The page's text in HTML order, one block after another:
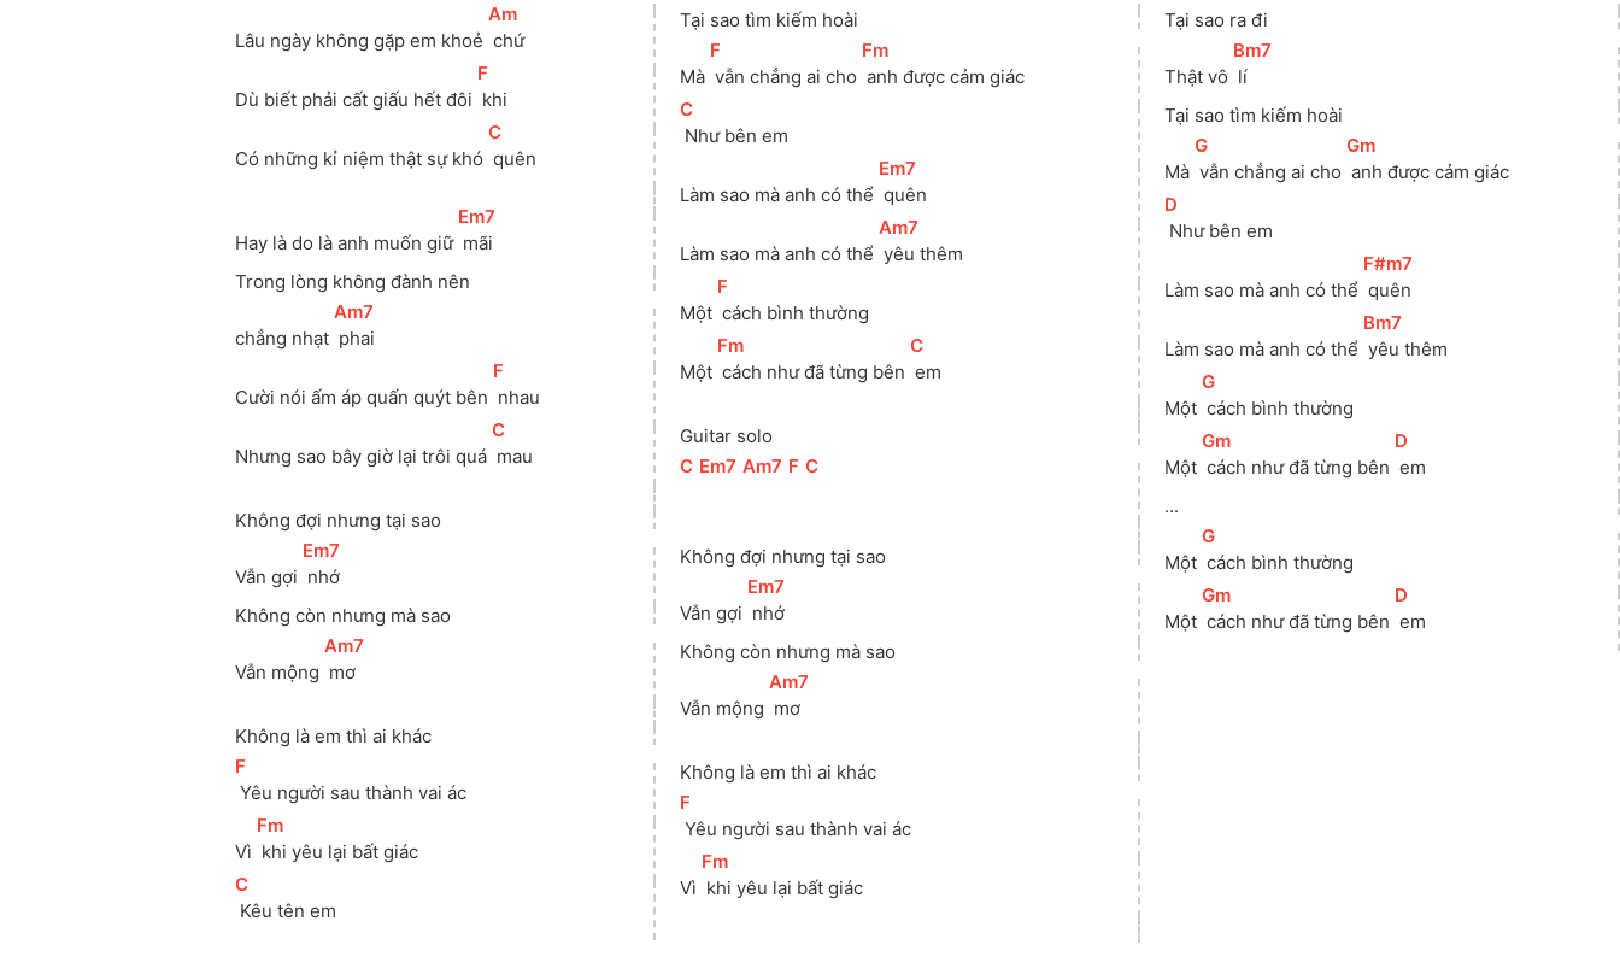
Lâu ngày không gặp em khoẻ
[
Am
chứ
Dù biết phải cất giấu hết đôi
[F
khi
Có những kỉ niệm thật sự khó
[
C
quên
Hay là do là anh muốn giữ
[Em7
mãi
Trong lòng không đành nên
chẳng nhạt
[
Am7
phai
Cười nói ấm áp quấn quýt bên
[F
nhau
Nhưng sao bây giờ lại trôi quá
[
C
mau
Không đợi nhưng tại sao
Vẫn gợi
[Em7
nhớ
Không còn nhưng mà sao
Vẫn mộng
[
Am7
mơ
Không là em thì ai khác
[F
Yêu người sau thành vai ác
Vì
[Fm
khi yêu lại bất giác
[
C
Kêu tên em
Tại sao tìm kiếm hoài
Mà
[F
vẫn chẳng ai cho
[Fm
anh được cảm giác
[
C
Như bên em
Làm sao mà anh có thể
[Em7
quên
Làm sao mà anh có thể
[
Am7
yêu thêm
Một
[F
cách bình thường
Một
[Fm
cách như đã từng bên
[
C
em
Guitar solo
[
C ][Em7 ]
[
Am7 ][F ]
[
C
Không đợi nhưng tại sao
Vẫn gợi
[Em7
nhớ
Không còn nhưng mà sao
Vẫn mộng
[
Am7
mơ
Không là em thì ai khác
[F
Yêu người sau thành vai ác
Vì
[Fm
khi yêu lại bất giác
Tại sao ra đi
Thật vô
[Bm7
lí
Tại sao tìm kiếm hoài
Mà
[
G
vẫn chẳng ai cho
[
Gm
anh được cảm giác
[D
Như bên em
Làm sao mà anh có thể
[F#m7
quên
Làm sao mà anh có thể
[Bm7
yêu thêm
Một
[
G
cách bình thường
Một
[
Gm
cách như đã từng bên
[D
em
...
Một
[
G
cách bình thường
Một
[
Gm
cách như đã từng bên
[D
em